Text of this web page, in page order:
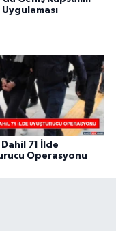
Dahil 71 İlde
Operasyonu